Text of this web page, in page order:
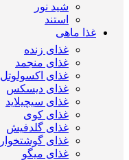
شید نور
استند
غذا ماهی
غذای زنده
غذای منجمد
غذای اکسولوتل
غذای دیسکس
غذای سیچیلاید
غذای کوی
غذای گلدفیش
غذای گوشتخوار
غذای میگو